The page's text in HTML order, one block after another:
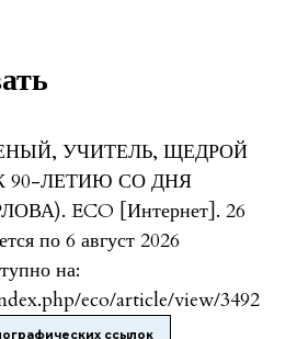
УЧИТЕЛЬ, ЩЕДРОЙ
90-ЛЕТИЮ СО ДНЯ
ECO [Интернет]. 26
по 6 август 2026
на:
eco/article/view/3492
ссылок